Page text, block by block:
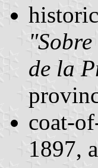
de la
coat-
1897,